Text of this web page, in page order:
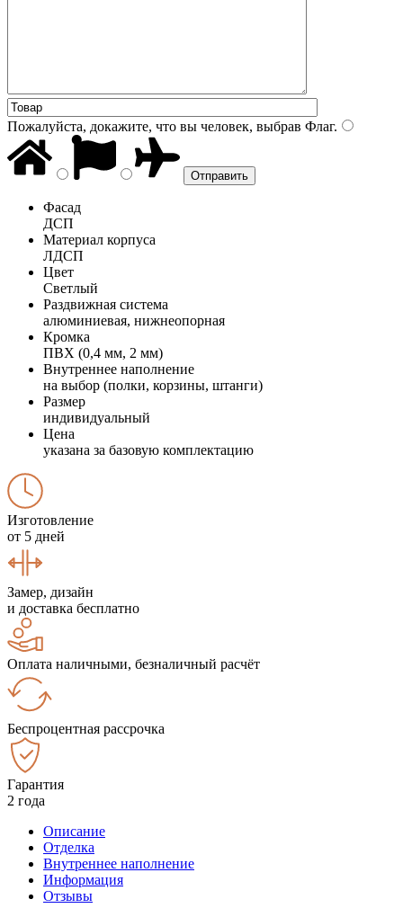
Пожалуйста, докажите, что вы человек, выбрав Флаг.
Фасад
ДСП
Материал корпуса
ЛДСП
Цвет
Светлый
Раздвижная система
алюминиевая, нижнеопорная
Кромка
ПВХ (0,4 мм, 2 мм)
Внутреннее наполнение
на выбор (полки, корзины, штанги)
Размер
индивидуальный
Цена
указана за базовую комплектацию
Изготовление
от 5 дней
Замер, дизайн
и доставка бесплатно
Оплата наличными, безналичный расчёт
Беспроцентная рассрочка
Гарантия
2 года
Описание
Отделка
Внутреннее наполнение
Информация
Отзывы